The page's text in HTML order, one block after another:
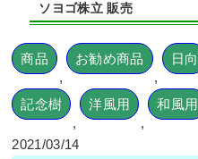
ソヨゴ株立 販売
商品
,
お勧め商品
,
日向
記念樹
,
洋風用
,
和風用
2021/03/14